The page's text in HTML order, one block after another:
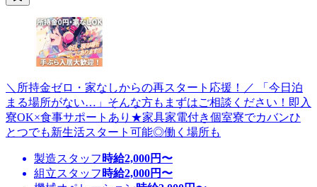
＼所持金ゼロ・家なしからの再スタート応援！／ 「今日泊
まる場所がない…」そんな方もまずはご相談ください！即入
寮OK×食事サポートあり★家具家電付き個室寮でカバンひ
とつでも新生活スタート可能◎働く場所も
製造スタッフ 時給2,000円〜
組立スタッフ 時給2,000円〜